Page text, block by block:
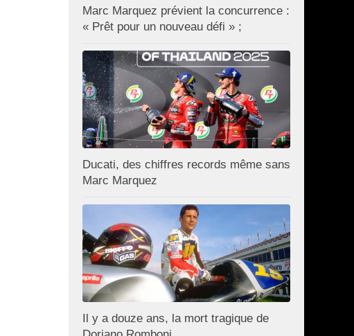
Marc Marquez prévient la concurrence :
« Prêt pour un nouveau défi » ;
Ducati, des chiffres records même sans
Marc Marquez
Il y a douze ans, la mort tragique de